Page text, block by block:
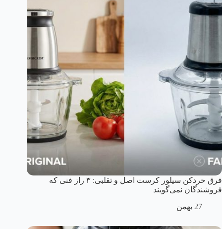
فرق خردکن سیلور کرست اصل و تقلبی: ۳ راز فنی که
فروشندگان نمی‌گویند
27 بهمن